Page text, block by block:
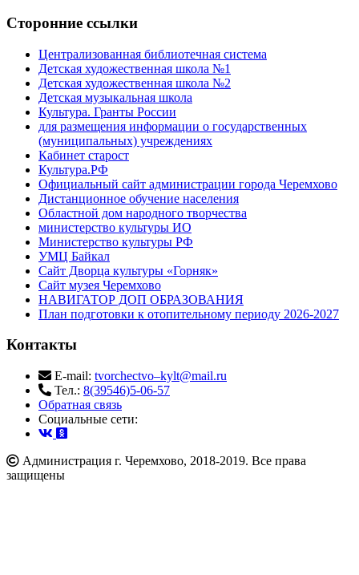
Сторонние ссылки
Централизованная библиотечная система
Детская художественная школа №1
Детская художественная школа №2
Детская музыкальная школа
Культура. Гранты России
для размещения информации о государственных
(муниципальных) учреждениях
Кабинет старост
Культура.РФ
Официальный сайт администрации города Черемхово
Дистанционное обучение населения
Областной дом народного творчества
министерство культуры ИО
Министерство культуры РФ
УМЦ Байкал
Сайт Дворца культуры «Горняк»
Сайт музея Черемхово
НАВИГАТОР ДОП ОБРАЗОВАНИЯ
План подготовки к отопительному периоду 2026-2027
Контакты
E-mail: tvorchectvo–kylt@mail.ru
Тел.: 8(39546)5-06-57
Обратная связь
Cоциальные сети:
Администрация г. Черемхово, 2018-2019. Все права
защищены